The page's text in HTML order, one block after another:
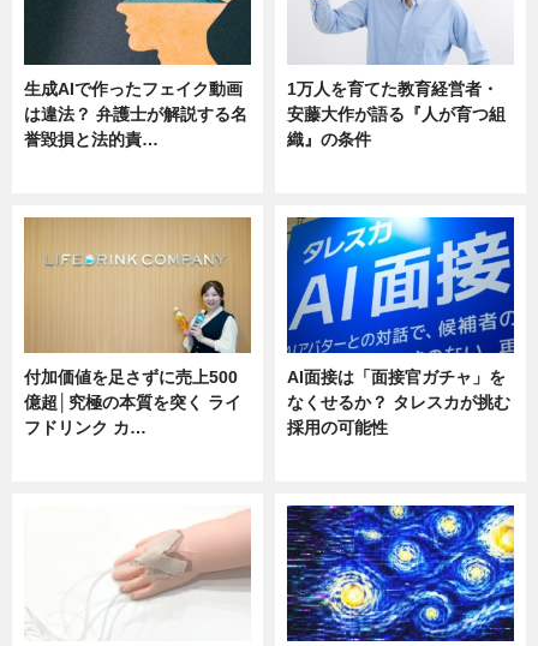
生成AIで作ったフェイク動画
は違法？ 弁護士が解説する名
誉毀損と法的責…
1万人を育てた教育経営者・
安藤大作が語る『人が育つ組
織』の条件
付加価値を足さずに売上500
億超│究極の本質を突く ライ
フドリンク カ…
AI面接は「面接官ガチャ」を
なくせるか？ タレスカが挑む
採用の可能性